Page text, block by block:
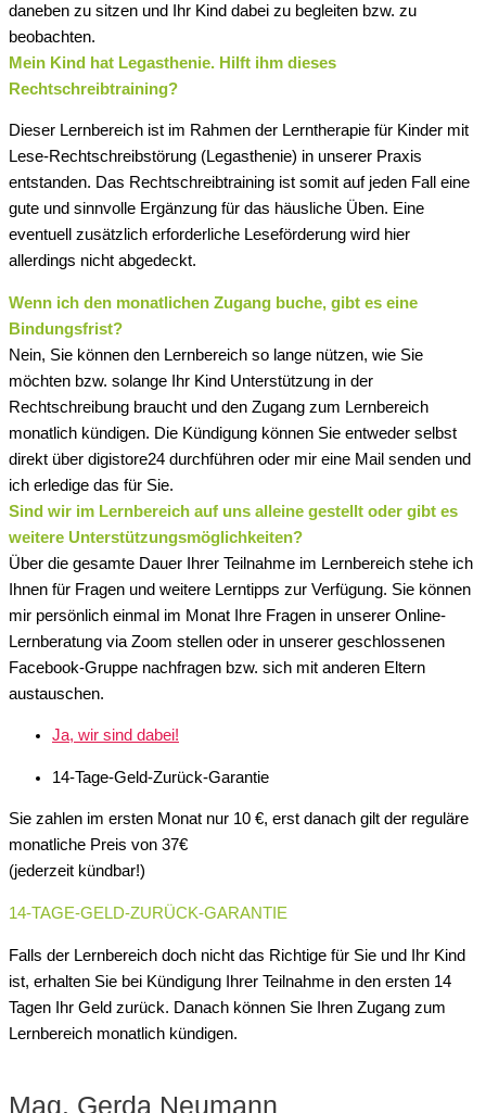
daneben zu sitzen und Ihr Kind dabei zu begleiten bzw. zu
beobachten.
Mein Kind hat Legasthenie. Hilft ihm dieses
Rechtschreibtraining?
Dieser Lernbereich ist im Rahmen der Lerntherapie für Kinder mit
Lese-Rechtschreibstörung (Legasthenie) in unserer Praxis
entstanden. Das Rechtschreibtraining ist somit auf jeden Fall eine
gute und sinnvolle Ergänzung für das häusliche Üben. Eine
eventuell zusätzlich erforderliche Leseförderung wird hier
allerdings nicht abgedeckt.
Wenn ich den monatlichen Zugang buche, gibt es eine
Bindungsfrist?
Nein, Sie können den Lernbereich so lange nützen, wie Sie
möchten bzw. solange Ihr Kind Unterstützung in der
Rechtschreibung braucht und den Zugang zum Lernbereich
monatlich kündigen. Die Kündigung können Sie entweder selbst
direkt über digistore24 durchführen oder mir eine Mail senden und
ich erledige das für Sie.
Sind wir im Lernbereich auf uns alleine gestellt oder gibt es
weitere Unterstützungsmöglichkeiten?
Über die gesamte Dauer Ihrer Teilnahme im Lernbereich stehe ich
Ihnen für Fragen und weitere Lerntipps zur Verfügung. Sie können
mir persönlich einmal im Monat Ihre Fragen in unserer Online-
Lernberatung via Zoom stellen oder in unserer geschlossenen
Facebook-Gruppe nachfragen bzw. sich mit anderen Eltern
austauschen.
Ja, wir sind dabei!
14-Tage-Geld-Zurück-Garantie
Sie zahlen im ersten Monat nur 10 €, erst danach gilt der reguläre
monatliche Preis von 37€
(jederzeit kündbar!)
14-TAGE-GELD-ZURÜCK-GARANTIE
Falls der Lernbereich doch nicht das Richtige für Sie und Ihr Kind
ist, erhalten Sie bei Kündigung Ihrer Teilnahme in den ersten 14
Tagen Ihr Geld zurück. Danach können Sie Ihren Zugang zum
Lernbereich monatlich kündigen.
Mag. Gerda Neumann